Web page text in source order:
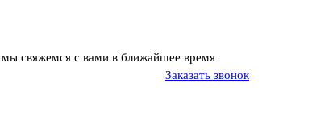
мы свяжемся с вами в ближайшее время
Заказать звонок